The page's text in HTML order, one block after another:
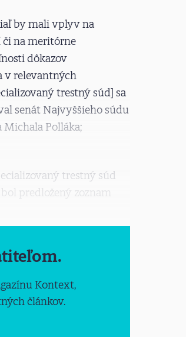
by mali vplyv na
či na meritórne
dôkazov
v relevantných
trestný súd] sa
senát Najvyššieho súdu
Michala Polláka;
trestný súd
predložený zoznam
Kontext,
článkov.